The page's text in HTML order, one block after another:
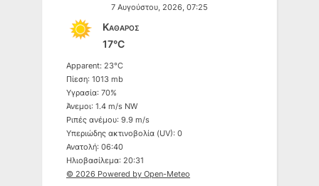
7 Αυγούστου, 2026, 07:25
Καθαρός
17°C
Apparent: 23°C
Πίεση: 1013 mb
Υγρασία: 70%
Άνεμοι: 1.4 m/s NW
Ριπές ανέμου: 9.9 m/s
Υπεριώδης ακτινοβολία (UV): 0
Ανατολή: 06:40
Ηλιοβασίλεμα: 20:31
© 2026 Powered by Open-Meteo